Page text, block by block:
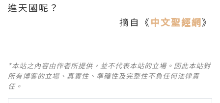
進天國呢？
摘自《中文聖經網》
*本站之內容由作者所提供，並不代表本站的立場。因此本站對
所有博客的立場、真實性、準確性及完整性不負任何法律責
任。